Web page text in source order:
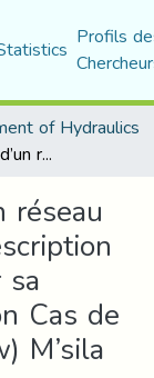
Profils
of Hydraulics
Et ude du diagnostic d’un réseau d’assainissement avec description des recomendations pour sa gestion et son exploitation Cas de la localité de Souamaa (w) M’sila
réseau
Cas de
M’sila